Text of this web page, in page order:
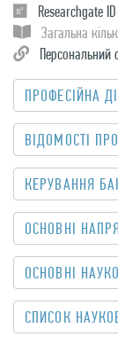
Researchgate
Загальна
Персональний
ПРОФЕСІЙНА
ВІДОМОСТІ
КЕРУВАННЯ
OСНОВНІ
ОСНОВНІ
CПИСОК